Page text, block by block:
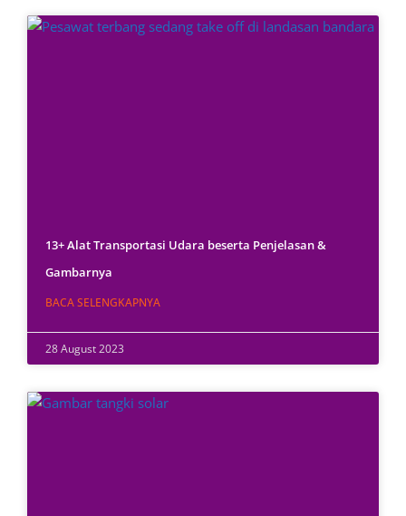
13+ Alat Transportasi Udara beserta Penjelasan &
Gambarnya
BACA SELENGKAPNYA
28 August 2023